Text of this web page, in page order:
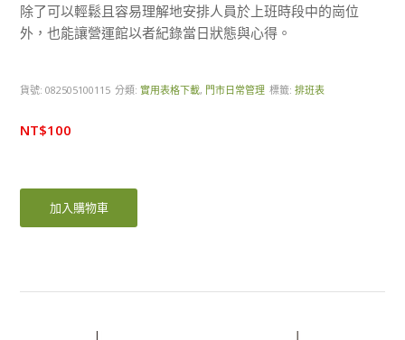
除了可以輕鬆且容易理解地安排人員於上班時段中的崗位
外，也能讓營運館以者紀錄當日狀態與心得。
貨號: 082505100115 分類:實用表格下載, 門市日常管理 標籤:排班表
NT$100
加入購物車